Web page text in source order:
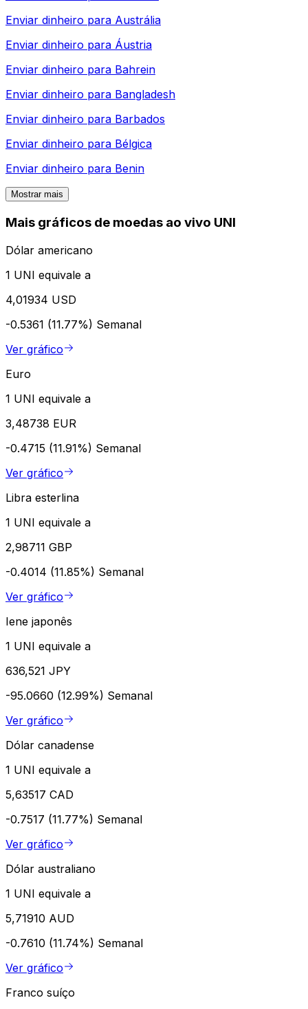
Enviar dinheiro para Austrália
Enviar dinheiro para Áustria
Enviar dinheiro para Bahrein
Enviar dinheiro para Bangladesh
Enviar dinheiro para Barbados
Enviar dinheiro para Bélgica
Enviar dinheiro para Benin
Mostrar mais
Mais gráficos de moedas ao vivo UNI
Dólar americano
1 UNI equivale a
4,01934 USD
-0.5361 (11.77%) Semanal
Ver gráfico
Euro
1 UNI equivale a
3,48738 EUR
-0.4715 (11.91%) Semanal
Ver gráfico
Libra esterlina
1 UNI equivale a
2,98711 GBP
-0.4014 (11.85%) Semanal
Ver gráfico
Iene japonês
1 UNI equivale a
636,521 JPY
-95.0660 (12.99%) Semanal
Ver gráfico
Dólar canadense
1 UNI equivale a
5,63517 CAD
-0.7517 (11.77%) Semanal
Ver gráfico
Dólar australiano
1 UNI equivale a
5,71910 AUD
-0.7610 (11.74%) Semanal
Ver gráfico
Franco suíço